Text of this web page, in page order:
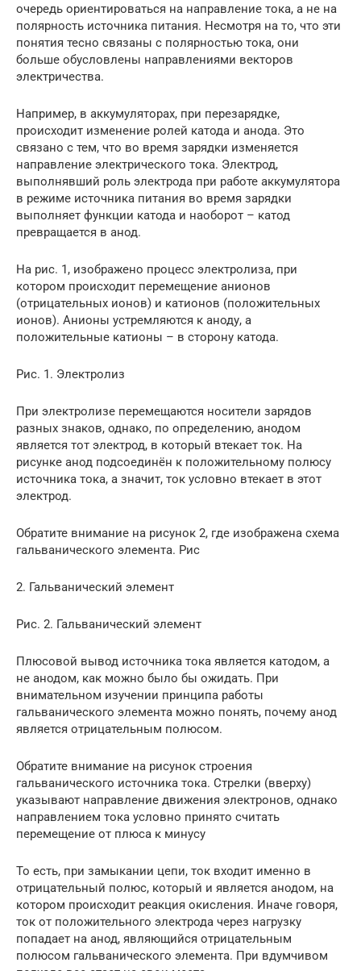
очередь ориентироваться на направление тока, а не на
полярность источника питания. Несмотря на то, что эти
понятия тесно связаны с полярностью тока, они
больше обусловлены направлениями векторов
электричества.
Например, в аккумуляторах, при перезарядке,
происходит изменение ролей катода и анода. Это
связано с тем, что во время зарядки изменяется
направление электрического тока. Электрод,
выполнявший роль электрода при работе аккумулятора
в режиме источника питания во время зарядки
выполняет функции катода и наоборот – катод
превращается в анод.
На рис. 1, изображено процесс электролиза, при
котором происходит перемещение анионов
(отрицательных ионов) и катионов (положительных
ионов). Анионы устремляются к аноду, а
положительные катионы – в сторону катода.
Рис. 1. Электролиз
При электролизе перемещаются носители зарядов
разных знаков, однако, по определению, анодом
является тот электрод, в который втекает ток. На
рисунке анод подсоединён к положительному полюсу
источника тока, а значит, ток условно втекает в этот
электрод.
Обратите внимание на рисунок 2, где изображена схема
гальванического элемента. Рис
2. Гальванический элемент
Рис. 2. Гальванический элемент
Плюсовой вывод источника тока является катодом, а
не анодом, как можно было бы ожидать. При
внимательном изучении принципа работы
гальванического элемента можно понять, почему анод
является отрицательным полюсом.
Обратите внимание на рисунок строения
гальванического источника тока. Стрелки (вверху)
указывают направление движения электронов, однако
направлением тока условно принято считать
перемещение от плюса к минусу
То есть, при замыкании цепи, ток входит именно в
отрицательный полюс, который и является анодом, на
котором происходит реакция окисления. Иначе говоря,
ток от положительного электрода через нагрузку
попадает на анод, являющийся отрицательным
полюсом гальванического элемента. При вдумчивом